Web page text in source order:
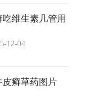
维生素几管用
12-04
皮癣草药图片